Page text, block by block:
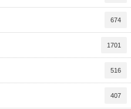
674
1701
516
407